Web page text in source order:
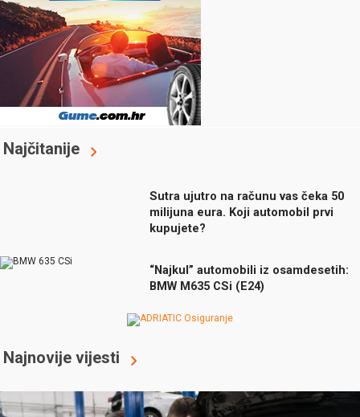
Najčitanije
Sutra ujutro na računu vas čeka 50
milijuna eura. Koji automobil prvi
kupujete?
“Najkul” automobili iz osamdesetih:
BMW M635 CSi (E24)
Najnovije vijesti